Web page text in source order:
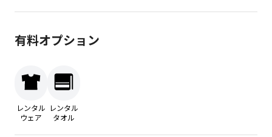
有料オプション
レンタル
ウェア
レンタル
タオル